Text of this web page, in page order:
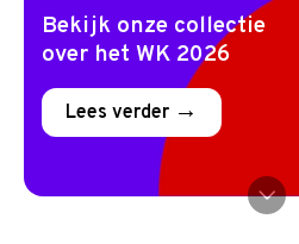
Bekijk onze collectie
over het WK 2026
Lees verder